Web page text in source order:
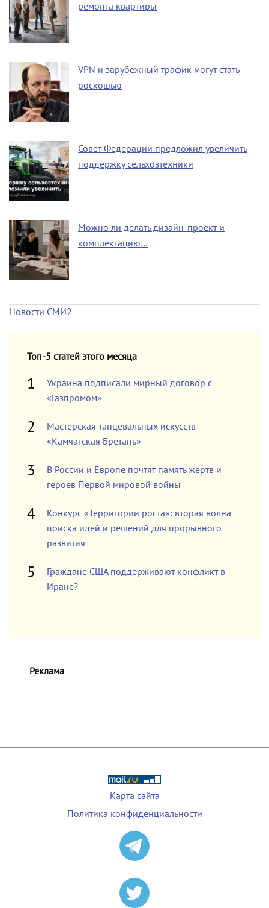
ремонта квартиры
VPN и зарубежный трафик могут стать
роскошью
Совет Федерации предложил увеличить
поддержку сельхозтехники
Можно ли делать дизайн-проект и
комплектацию…
Новости СМИ2
Топ-5 статей этого месяца
Украина подписали мирный договор с
«Газпромом»
Мастерская танцевальных искусств
«Камчатская Бретань»
В России и Европе почтят память жертв и
героев Первой мировой войны
Конкурс «Территории роста»: вторая волна
поиска идей и решений для прорывного
развития
Граждане США поддерживают конфликт в
Иране?
Реклама
Карта сайта
Политика конфиденциальности